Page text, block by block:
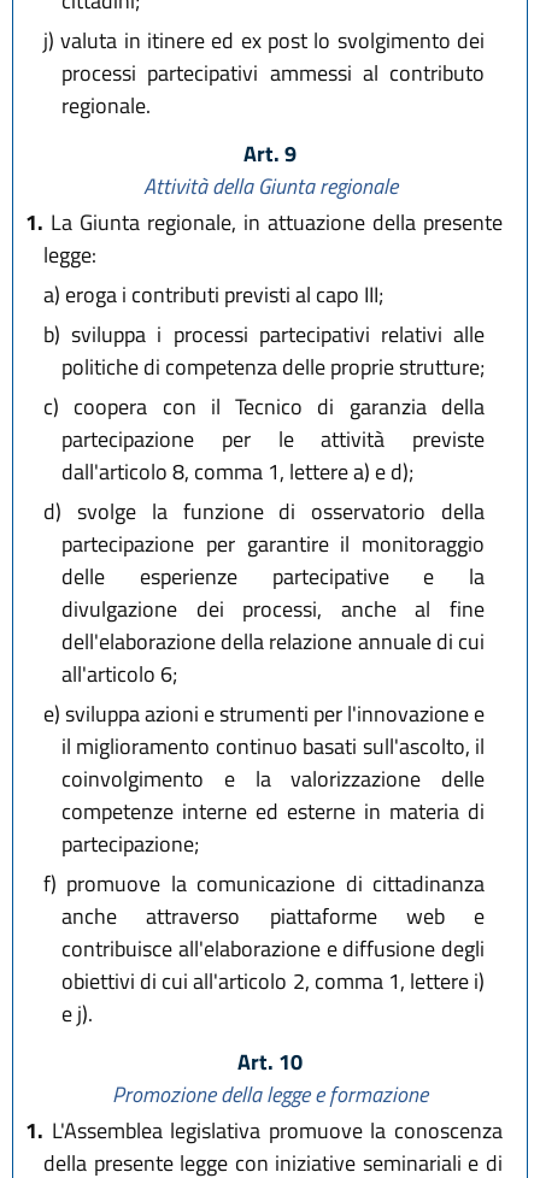
j) valuta in itinere ed ex post lo svolgimento dei
processi partecipativi ammessi al contributo
regionale.
Art. 9
Attività della Giunta regionale
1. La Giunta regionale, in attuazione della presente
legge:
a) eroga i contributi previsti al capo III;
b) sviluppa i processi partecipativi relativi alle
politiche di competenza delle proprie strutture;
c) coopera con il Tecnico di garanzia della
partecipazione per le attività previste
dall'articolo 8, comma 1, lettere a) e d);
d) svolge la funzione di osservatorio della
partecipazione per garantire il monitoraggio
delle esperienze partecipative e la
divulgazione dei processi, anche al fine
dell'elaborazione della relazione annuale di cui
all'articolo 6;
e)sviluppa azioni e strumenti per l'innovazione e
il miglioramento continuo basati sull'ascolto, il
coinvolgimento e la valorizzazione delle
competenze interne ed esterne in materia di
partecipazione;
f) promuove la comunicazione di cittadinanza
anche attraverso piattaforme web e
contribuisce all'elaborazione e diffusione degli
obiettivi di cui all'articolo 2, comma 1, lettere i)
e j).
Art. 10
Promozione della legge e formazione
1. L'Assemblea legislativa promuove la conoscenza
della presente legge con iniziative seminariali e di